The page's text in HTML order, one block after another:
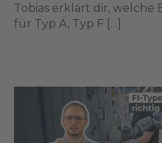
Tobias erklärt dir, welche
für Typ A, Typ F […]